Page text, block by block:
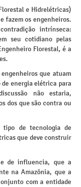
e Hidrelétricas)
fazem os engenheiros.
intrínseca:
seu cotidiano pelas
Florestal, é a
que atuam
energia elétrica para
não estaria,
dos que são contra ou
tipo de tecnologia de
que deve construir
e de influencia, que a
na Amazônia, que a
com a entidade